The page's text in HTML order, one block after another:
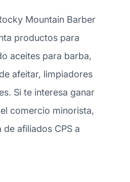
Mountain Barber
productos para
aceites para barba,
afeitar, limpiadores
Si te interesa ganar
comercio minorista,
afiliados CPS a